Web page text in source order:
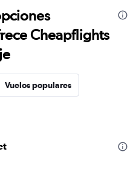
Cheapflights
Vuelos populares